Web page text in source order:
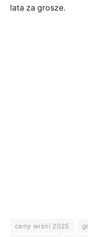
lata za grosze.
ceny wiśni 2025